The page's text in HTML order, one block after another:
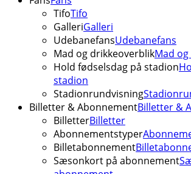
TifoTifo
GalleriGalleri
UdebanefansUdebanefans
Mad og drikkeoverblikMad
Hold fødselsdag på stadion
stadion
Stadionrundvisning
Billetter & AbonnementBilletter &
BilletterBilletter
Abonnementstyper
Billetabonnement
Sæsonkort på abonnement